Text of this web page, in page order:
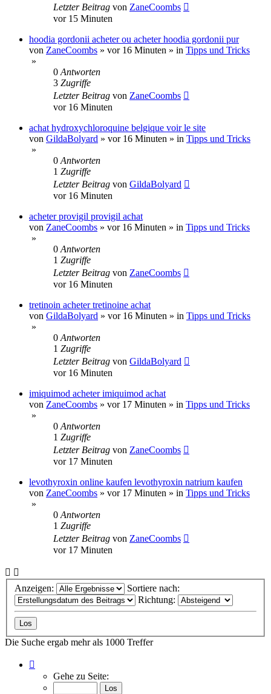
Letzter Beitrag von ZaneCoombs
vor 15 Minuten
hoodia gordonii acheter ou acheter hoodia gordonii pur
von ZaneCoombs » vor 16 Minuten » in Tipps und Tricks
»
0 Antworten
3 Zugriffe
Letzter Beitrag von ZaneCoombs
vor 16 Minuten
achat hydroxychloroquine belgique voir le site
von GildaBolyard » vor 16 Minuten » in Tipps und Tricks
»
0 Antworten
1 Zugriffe
Letzter Beitrag von GildaBolyard
vor 16 Minuten
acheter provigil provigil achat
von ZaneCoombs » vor 16 Minuten » in Tipps und Tricks
»
0 Antworten
1 Zugriffe
Letzter Beitrag von ZaneCoombs
vor 16 Minuten
tretinoin acheter tretinoine achat
von GildaBolyard » vor 16 Minuten » in Tipps und Tricks
»
0 Antworten
1 Zugriffe
Letzter Beitrag von GildaBolyard
vor 16 Minuten
imiquimod acheter imiquimod achat
von ZaneCoombs » vor 17 Minuten » in Tipps und Tricks
»
0 Antworten
1 Zugriffe
Letzter Beitrag von ZaneCoombs
vor 17 Minuten
levothyroxin online kaufen levothyroxin natrium kaufen
von ZaneCoombs » vor 17 Minuten » in Tipps und Tricks
»
0 Antworten
1 Zugriffe
Letzter Beitrag von ZaneCoombs
vor 17 Minuten
Anzeigen:
Sortiere nach:
Richtung:
Die Suche ergab mehr als 1000 Treffer
von
Gehe zu Seite: